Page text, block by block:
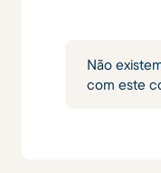
Não
com este